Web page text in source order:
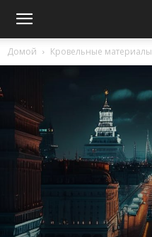
Домой Кровельные материалы